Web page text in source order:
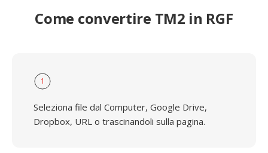
Come convertire TM2 in RGF
1
Seleziona file dal Computer, Google Drive,
Dropbox, URL o trascinandoli sulla pagina.